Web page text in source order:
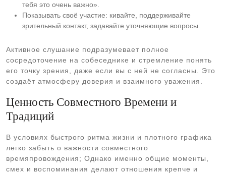
тебя это очень важно».
Показывать своё участие: кивайте, поддерживайте
зрительный контакт, задавайте уточняющие вопросы.
Активное слушание подразумевает полное
сосредоточение на собеседнике и стремление понять
его точку зрения, даже если вы с ней не согласны. Это
создаёт атмосферу доверия и взаимного уважения.
Ценность Совместного Времени и
Традиций
В условиях быстрого ритма жизни и плотного графика
легко забыть о важности совместного
времяпровождения; Однако именно общие моменты,
смех и воспоминания делают отношения крепче и